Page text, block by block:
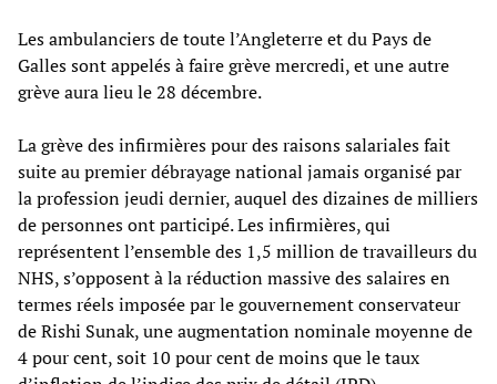
Les ambulanciers de toute l’Angleterre et du Pays de
Galles sont appelés à faire grève mercredi, et une autre
grève aura lieu le 28 décembre.
La grève des infirmières pour des raisons salariales fait
suite au premier débrayage national jamais organisé par
la profession jeudi dernier, auquel des dizaines de milliers
de personnes ont participé. Les infirmières, qui
représentent l’ensemble des 1,5 million de travailleurs du
NHS, s’opposent à la réduction massive des salaires en
termes réels imposée par le gouvernement conservateur
de Rishi Sunak, une augmentation nominale moyenne de
4 pour cent, soit 10 pour cent de moins que le taux